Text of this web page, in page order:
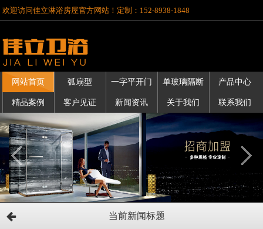
欢迎访问佳立淋浴房屋官方网站！定制：152-8938-1848
网站首页 弧扇型 一字平开门 单玻璃隔断 产品中心
精品案例 客户见证 新闻资讯 关于我们 联系我们
当前新闻标题